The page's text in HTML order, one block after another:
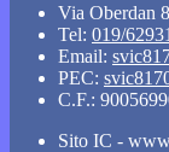
Via Oberdan
Tel: 019/
Email:
PEC:
C.F.:
Sito IC -